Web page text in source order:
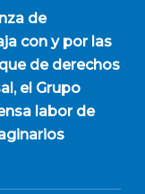
de
con y por las
de derechos
el Grupo
labor de